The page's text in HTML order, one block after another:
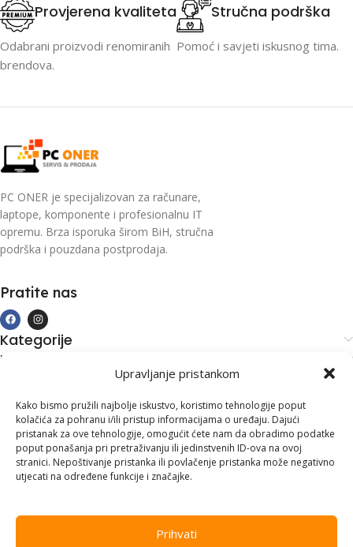
Upravljanje pristankom
Kako bismo pružili najbolje iskustvo, koristimo tehnologije poput
kolačića za pohranu i/ili pristup informacijama o uređaju. Dajući
pristanak za ove tehnologije, omogućit ćete nam da obradimo podatke
poput ponašanja pri pretraživanju ili jedinstvenih ID-ova na ovoj
stranici. Nepoštivanje pristanka ili povlačenje pristanka može negativno
utjecati na određene funkcije i značajke.
Prihvati
Provjerena kvaliteta
Odabrani proizvodi renomiranih
brendova.
Stručna podrška
Pomoć i savjeti iskusnog tima.
PC ONER je specijalizovan za računare,
laptope, komponente i profesionalnu IT
opremu. Brza isporuka širom BiH, stručna
podrška i pouzdana postprodaja.
Pratite nas
Kategorije
Kupovina i podrška
Kontakt informacije
Branilaca Bosne, 75 300 Lukavac
+387 35 555 999
info@pconer.ba